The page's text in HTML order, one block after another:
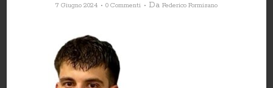
7 Giugno 2024 0 Commenti Da Federico Formisano